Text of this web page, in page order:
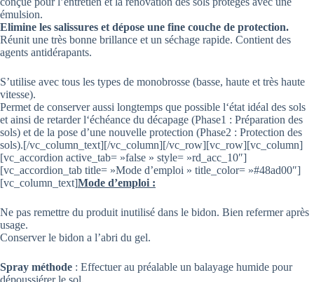
émulsion.
Elimine les salissures et dépose une fine couche de protection.
Réunit une très bonne brillance et un séchage rapide. Contient des
agents antidérapants.
S’utilise avec tous les types de monobrosse (basse, haute et très haute
vitesse).
Permet de conserver aussi longtemps que possible l‘état idéal des sols
et ainsi de retarder l‘échéance du décapage (Phase1 : Préparation des
sols) et de la pose d’une nouvelle protection (Phase2 : Protection des
sols).[/vc_column_text][/vc_column][/vc_row][vc_row][vc_column]
[vc_accordion active_tab= »false » style= »rd_acc_10″]
[vc_accordion_tab title= »Mode d’emploi » title_color= »#48ad00″]
[vc_column_text]Mode d’emploi :
Ne pas remettre du produit inutilisé dans le bidon. Bien refermer après
usage.
Conserver le bidon a l’abri du gel.
Spray méthode : Effectuer au préalable un balayage humide pour
dépoussiérer le sol.